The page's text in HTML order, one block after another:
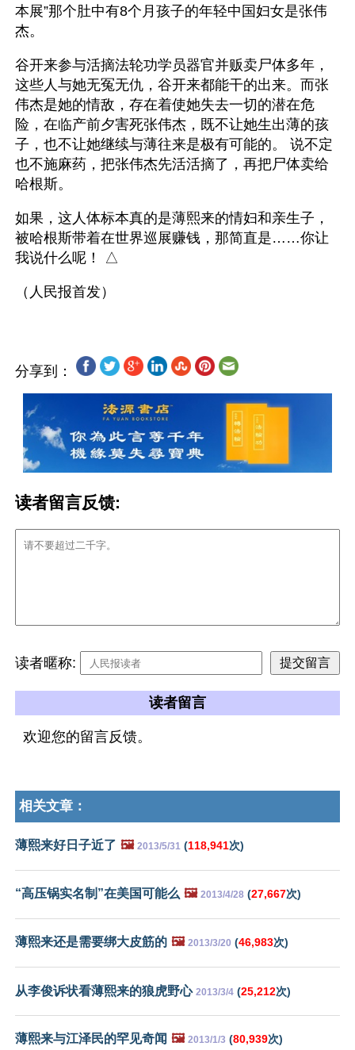
本展”那个肚中有8个月孩子的年轻中国妇女是张伟
杰。
谷开来参与活摘法轮功学员器官并贩卖尸体多年，
这些人与她无冤无仇，谷开来都能干的出来。而张
伟杰是她的情敌，存在着使她失去一切的潜在危
险，在临产前夕害死张伟杰，既不让她生出薄的孩
子，也不让她继续与薄往来是极有可能的。 说不定
也不施麻药，把张伟杰先活活摘了，再把尸体卖给
哈根斯。
如果，这人体标本真的是薄熙来的情妇和亲生子，
被哈根斯带着在世界巡展赚钱，那简直是……你让
我说什么呢！ △
分享到：
读者留言反馈:
读者暱称:
读者留言
欢迎您的留言反馈。
相关文章：
薄熙来好日子近了 🖼️ 2013/5/31 (118,941次)
“高压锅实名制”在美国可能么 🖼️ 2013/4/28 (27,667次)
薄熙来还是需要绑大皮筋的 🖼️ 2013/3/20 (46,983次)
从李俊诉状看薄熙来的狼虎野心 2013/3/4 (25,212次)
薄熙来与江泽民的罕见奇闻 🖼️ 2013/1/3 (80,939次)